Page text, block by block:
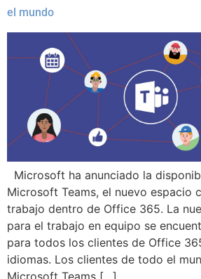
el mundo
Microsoft ha anunciado la
Microsoft Teams, el nuevo espacio
trabajo dentro de Office 365. La
para el trabajo en equipo se
para todos los clientes de Office
idiomas. Los clientes de todo el
Microsoft Teams […]